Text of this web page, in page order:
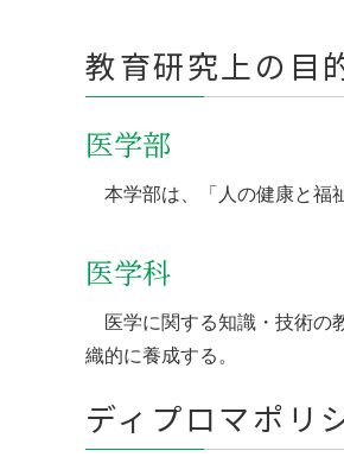
教育研究上の目
医学部
本学部は、「人の健康と福
医学科
医学に関する知識・技術の
織的に養成する。
ディプロマポリ